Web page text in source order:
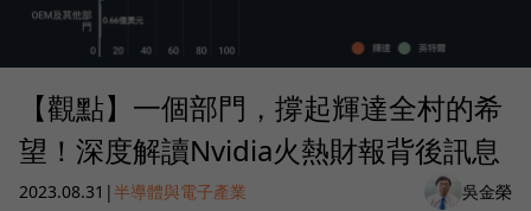
【觀點】一個部門，撐起輝達全村的希
望！深度解讀Nvidia火熱財報背後訊息
2023.08.31 |半導體與電子產業 吳金榮